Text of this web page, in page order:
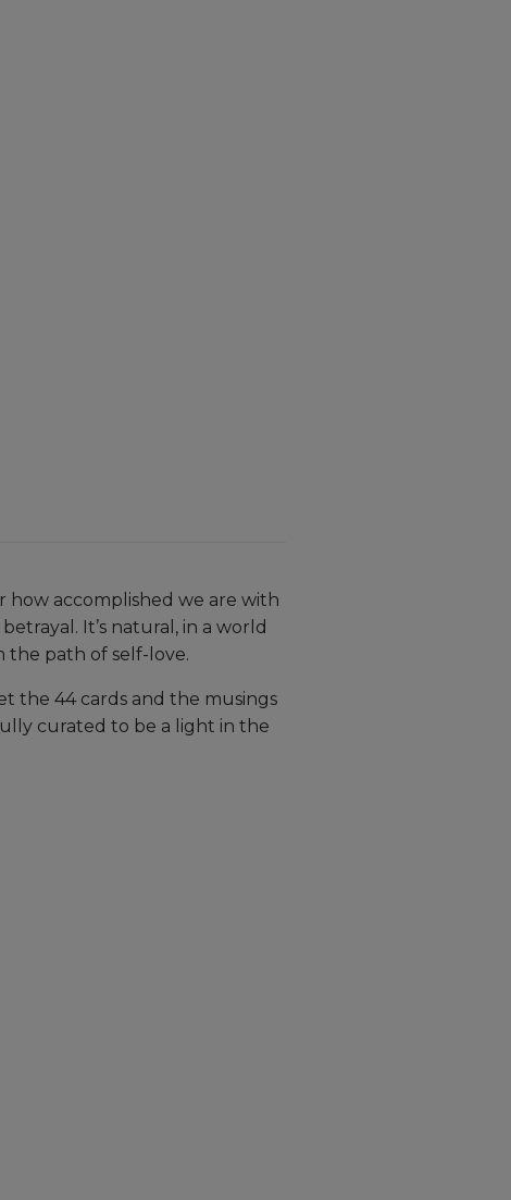
accomplished we are with
It’s natural, in a world
the path of self-love.
the 44 cards and the musings
curated to be a light in the